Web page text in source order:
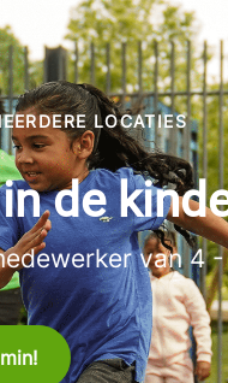
LOCATIES
de
van 4